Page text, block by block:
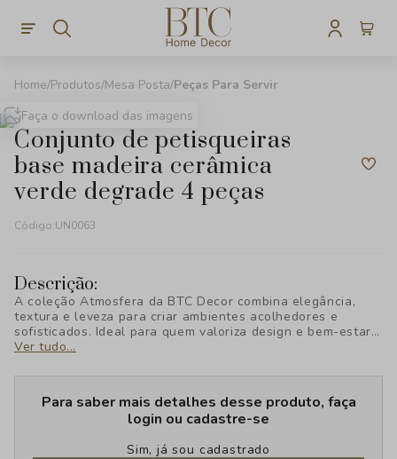
Produtos Mesa Posta Peças Para Servir
Faça o download das imagens
conjunto de petisqueiras
base madeira cerâmica
verde degrade 4 peças
Código:UN0063
Descrição:
A coleção Atmosfera da BTC Decor combina elegância,
textura e leveza para criar ambientes acolhedores e
sofisticados. Ideal para quem valoriza design e bem-estar,
cada peça foi pensada para transformar seu espaço com
a decoração.
Ver tudo...
Para saber mais detalhes desse produto, faça
login ou cadastre-se
Sim, já sou cadastrado